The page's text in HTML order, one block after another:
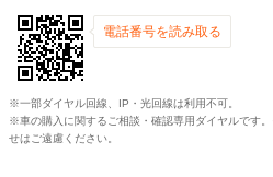
電話番号を読み取る
※一部ダイヤル回線、IP・光回線は利用不可。
※車の購入に関するご相談・確認専用ダイヤルです
せはご遠慮ください。